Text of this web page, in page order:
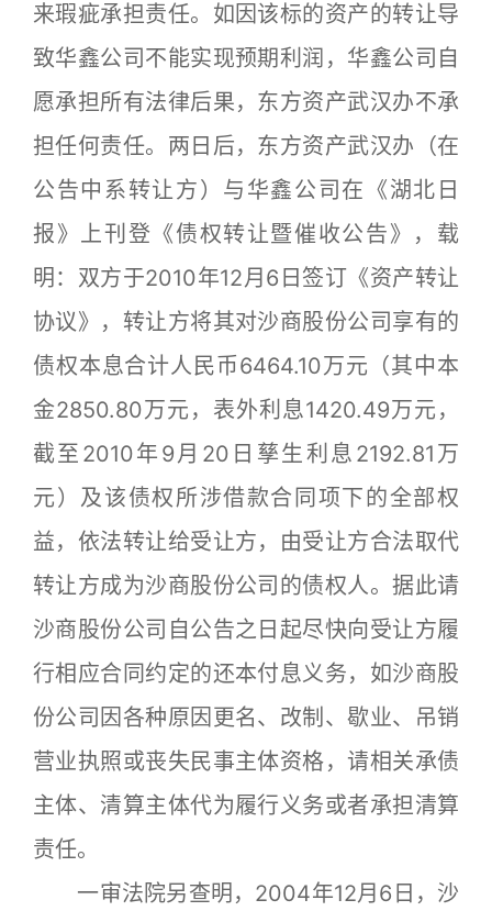
来瑕疵承担责任。如因该标的资产的转让导
致华鑫公司不能实现预期利润，华鑫公司自
愿承担所有法律后果，东方资产武汉办不承
担任何责任。两日后，东方资产武汉办（在
公告中系转让方）与华鑫公司在《湖北日
报》上刊登《债权转让暨催收公告》，载
明：双方于2010年12月6日签订《资产转让
协议》，转让方将其对沙商股份公司享有的
债权本息合计人民币6464.10万元（其中本
金2850.80万元，表外利息1420.49万元，
截至2010年9月20日孳生利息2192.81万
元）及该债权所涉借款合同项下的全部权
益，依法转让给受让方，由受让方合法取代
转让方成为沙商股份公司的债权人。据此请
沙商股份公司自公告之日起尽快向受让方履
行相应合同约定的还本付息义务，如沙商股
份公司因各种原因更名、改制、歇业、吊销
营业执照或丧失民事主体资格，请相关承债
主体、清算主体代为履行义务或者承担清算
责任。
一审法院另查明，2004年12月6日，沙